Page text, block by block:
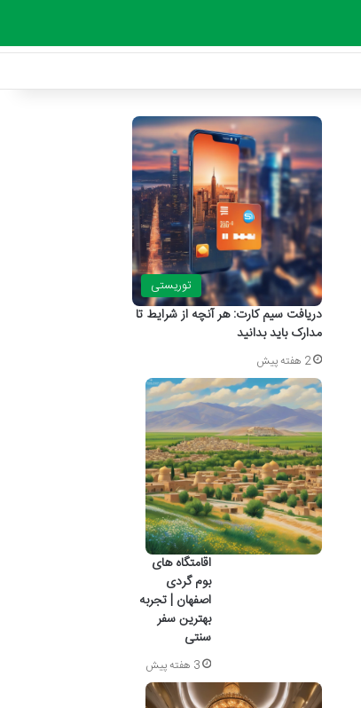
توریستی
دریافت سیم کارت: هر آنچه از شرایط تا
مدارک باید بدانید
2 هفته پیش
اقامتگاه های
بوم گردی
اصفهان | تجربه
بهترین سفر
سنتی
3 هفته پیش